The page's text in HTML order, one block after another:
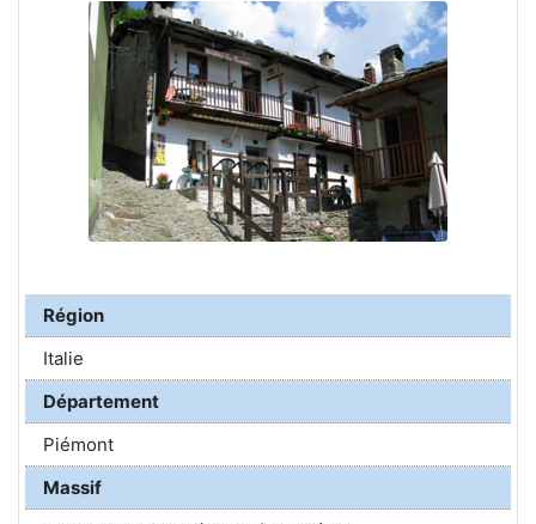
Région
Italie
Département
Piémont
Massif